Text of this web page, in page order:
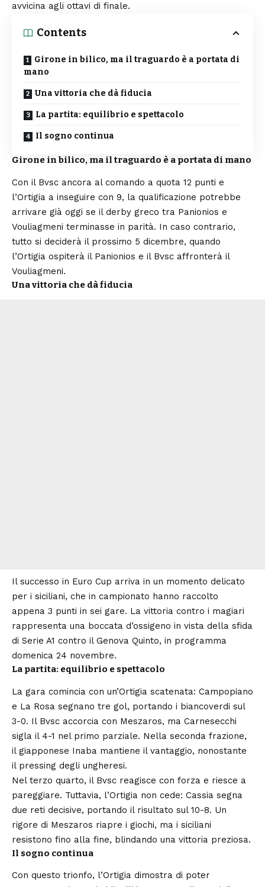
avvicina agli ottavi di finale.
Contents
Girone in bilico, ma il traguardo è a portata di
mano
Una vittoria che dà fiducia
La partita: equilibrio e spettacolo
Il sogno continua
Girone in bilico, ma il traguardo è a portata di mano
Con il Bvsc ancora al comando a quota 12 punti e
l’Ortigia a inseguire con 9, la qualificazione potrebbe
arrivare già oggi se il derby greco tra Panionios e
Vouliagmeni terminasse in parità. In caso contrario,
tutto si deciderà il prossimo 5 dicembre, quando
l’Ortigia ospiterà il Panionios e il Bvsc affronterà il
Vouliagmeni.
Una vittoria che dà fiducia
Il successo in Euro Cup arriva in un momento delicato
per i siciliani, che in campionato hanno raccolto
appena 3 punti in sei gare. La vittoria contro i magiari
rappresenta una boccata d’ossigeno in vista della sfida
di Serie A1 contro il Genova Quinto, in programma
domenica 24 novembre.
La partita: equilibrio e spettacolo
La gara comincia con un’Ortigia scatenata: Campopiano
e La Rosa segnano tre gol, portando i biancoverdi sul
3-0. Il Bvsc accorcia con Meszaros, ma Carnesecchi
sigla il 4-1 nel primo parziale. Nella seconda frazione,
il giapponese Inaba mantiene il vantaggio, nonostante
il pressing degli ungheresi.
Nel terzo quarto, il Bvsc reagisce con forza e riesce a
pareggiare. Tuttavia, l’Ortigia non cede: Cassia segna
due reti decisive, portando il risultato sul 10-8. Un
rigore di Meszaros riapre i giochi, ma i siciliani
resistono fino alla fine, blindando una vittoria preziosa.
Il sogno continua
Con questo trionfo, l’Ortigia dimostra di poter